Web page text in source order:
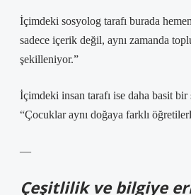
İçimdeki sosyolog tarafı burada
sadece içerik değil, aynı zamanda
şekilleniyor.”
İçimdeki insan tarafı ise daha basit bir
“Çocuklar aynı doğaya farklı
—
Çeşitlilik ve bilgiye